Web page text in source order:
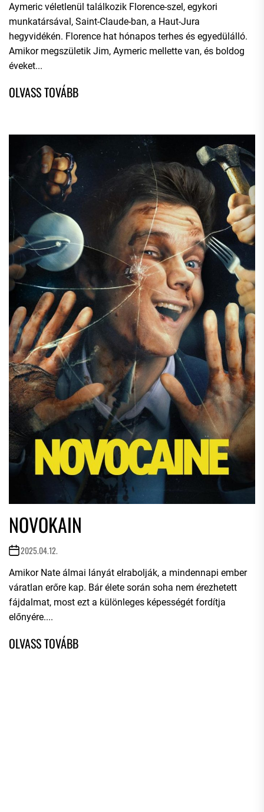
Aymeric véletlenül találkozik Florence-szel, egykori
munkatársával, Saint-Claude-ban, a Haut-Jura
hegyvidékén. Florence hat hónapos terhes és egyedülálló.
Amikor megszületik Jim, Aymeric mellette van, és boldog
éveket...
NOVOKAIN
2025.04.12.
Amikor Nate álmai lányát elrabolják, a mindennapi ember
váratlan erőre kap. Bár élete során soha nem érezhetett
fájdalmat, most ezt a különleges képességét fordítja
előnyére....